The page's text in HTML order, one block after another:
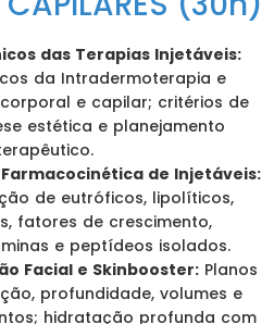
das Terapias Injetáveis:
da Intradermoterapia e
e capilar; critérios de
estética e planejamento
de Injetáveis:
de eutróficos, lipolíticos,
fatores de crescimento,
e peptídeos isolados.
Facial e Skinbooster:Planos
profundidade, volumes e
hidratação profunda com